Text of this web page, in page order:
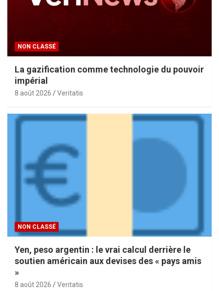
NON CLASSÉ
La gazification comme technologie du pouvoir
impérial
8 août 2026 Veritatis
NON CLASSÉ
Yen, peso argentin : le vrai calcul derrière le
soutien américain aux devises des « pays amis
»
8 août 2026 Veritatis